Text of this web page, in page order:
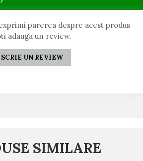
parerea despre acest produs
adauga un review.
SCRIE UN REVIEW
SIMILARE